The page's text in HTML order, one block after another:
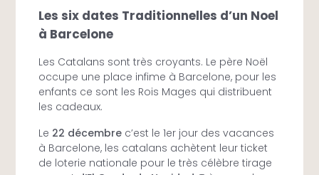
Les six dates Traditionnelles d’un Noel
à Barcelone
Les Catalans sont très croyants. Le père Noël
occupe une place infime à Barcelone, pour les
enfants ce sont les Rois Mages qui distribuent
les cadeaux.
Le 22 décembre c’est le 1er jour des vacances
à Barcelone, les catalans achètent leur ticket
de loterie nationale pour le très célèbre tirage